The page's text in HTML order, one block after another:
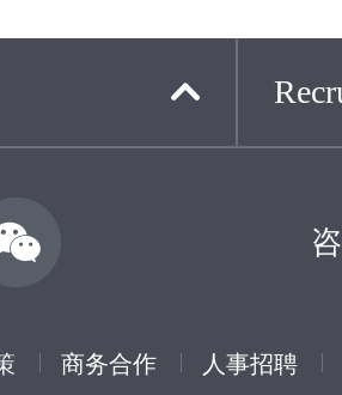
商务合作 人事招聘